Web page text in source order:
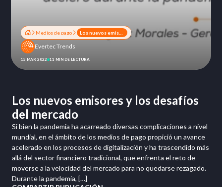
Medios de pago
Evertec Trends
15 MAR 2022 11 MIN DE LECTURA
Los nuevos emisores y los desafíos
del mercado
Si bien la pandemia ha acarreado diversas complicaciones a nivel
mundial, en el ámbito de los medios de pago propició un avance
acelerado en los procesos de digitalización y ha trascendido más
allá del sector financiero tradicional, que enfrenta el reto de
moverse a la velocidad del mercado para no quedarse rezagado.
Durante la pandemia, […]